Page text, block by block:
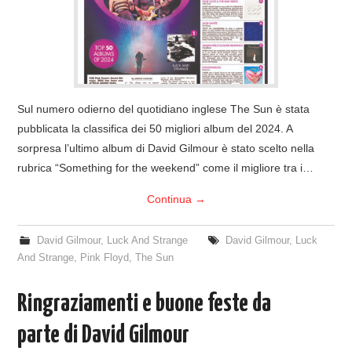
Sul numero odierno del quotidiano inglese The Sun è stata
pubblicata la classifica dei 50 migliori album del 2024. A
sorpresa l’ultimo album di David Gilmour è stato scelto nella
rubrica “Something for the weekend” come il migliore tra i…
Continua →
David Gilmour, Luck And Strange David Gilmour, Luck
And Strange, Pink Floyd,The Sun
Ringraziamenti e buone feste da
parte di David Gilmour